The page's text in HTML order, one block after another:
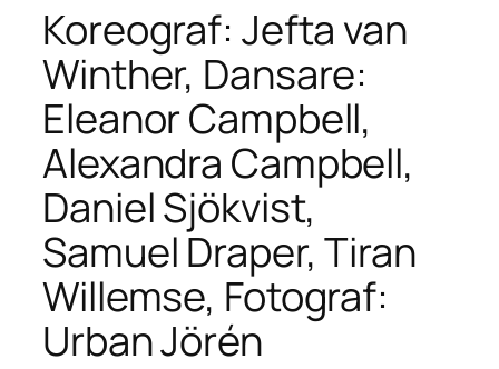
Koreograf: Jefta van
Winther, Dansare:
Eleanor Campbell,
Alexandra Campbell,
Daniel Sjökvist,
Samuel Draper, Tiran
Willemse, Fotograf:
Urban Jörén